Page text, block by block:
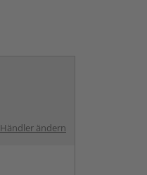
Händler ändern